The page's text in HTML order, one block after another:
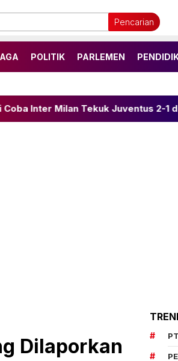
Pencarian
POLITIK PARLEMEN
Tekuk Juventus 2-1 di Perth
Dilaporkan